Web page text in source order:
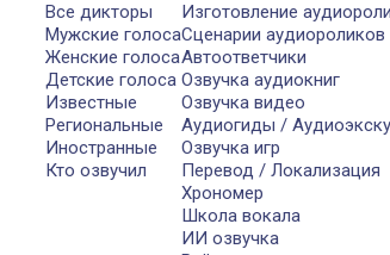
Все дикторы
Мужские голоса
Женские голоса
Детские голоса
Известные
Региональные
Иностранные
Кто озвучил
Изготовление
Сценарии аудиороликов
Автоответчики
Озвучка аудиокниг
Озвучка видео
Аудиогиды /
Озвучка игр
Перевод / Локализация
Хрономер
Школа вокала
ИИ озвучка